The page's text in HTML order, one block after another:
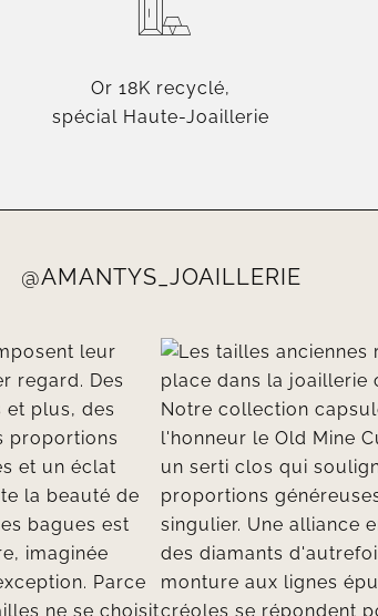
Or 18K recyclé,
spécial Haute-Joaillerie
@AMANTYS_JOAILLERIE